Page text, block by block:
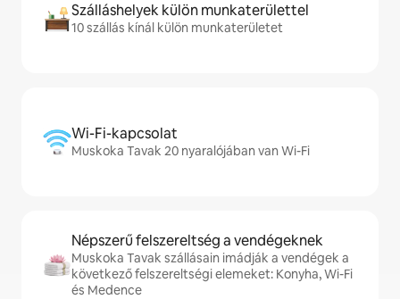
Szálláshelyek külön munkaterülettel
10 szállás kínál külön munkaterületet
Wi-Fi-kapcsolat
Muskoka Tavak 20 nyaralójában van Wi-Fi
Népszerű felszereltség a vendégeknek
Muskoka Tavak szállásain imádják a vendégek a
következő felszereltségi elemeket: Konyha, Wi-Fi
és Medence